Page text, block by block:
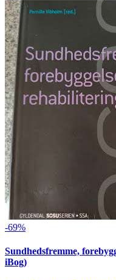
-69%
Sundhedsfremme,
iBog)